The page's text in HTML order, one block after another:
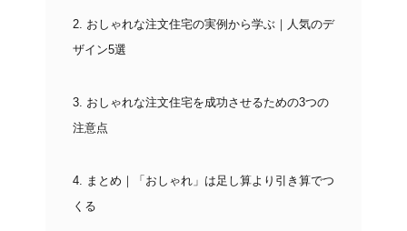
2. おしゃれな注文住宅の実例から学ぶ｜人気のデ
ザイン5選
3. おしゃれな注文住宅を成功させるための3つの
注意点
4. まとめ｜「おしゃれ」は足し算より引き算でつ
くる